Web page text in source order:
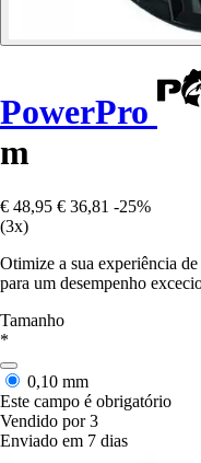
PowerPro
m
€ 48,95 € 36,81 -25%
(3x)
Otimize a sua experiência
para um desempenho
Tamanho
*
0,10 mm
Este campo é obrigatório
Vendido por 3
Enviado em 7 dias